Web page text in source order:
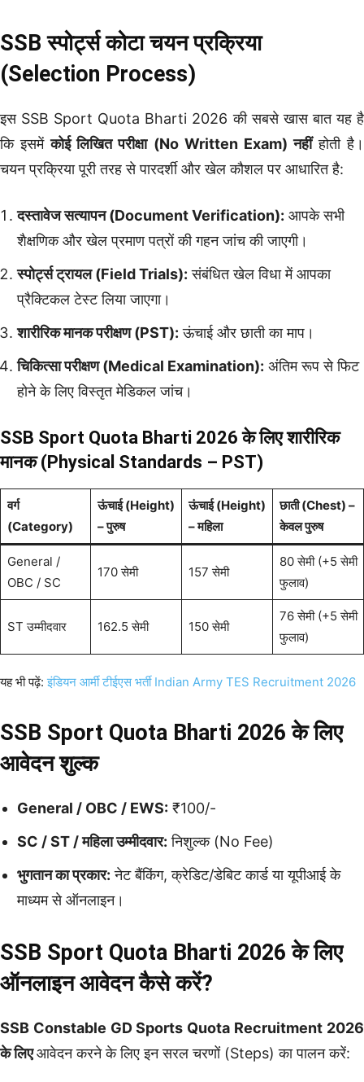
SSB स्पोर्ट्स कोटा चयन प्रक्रिया
(Selection Process)
इस SSB Sport Quota Bharti 2026 की सबसे खास बात यह है
कि इसमेंकोई लिखित परीक्षा (No Written Exam) नहींहोती है।
चयन प्रक्रिया पूरी तरह से पारदर्शी और खेल कौशल पर आधारित है:
दस्तावेज सत्यापन (Document Verification): आपके सभी
शैक्षणिक और खेल प्रमाण पत्रों की गहन जांच की जाएगी।
स्पोर्ट्स ट्रायल (Field Trials): संबंधित खेल विधा में आपका
प्रैक्टिकल टेस्ट लिया जाएगा।
शारीरिक मानक परीक्षण (PST): ऊंचाई और छाती का माप।
चिकित्सा परीक्षण (Medical Examination): अंतिम रूप से फिट
होने के लिए विस्तृत मेडिकल जांच।
SSB Sport Quota Bharti 2026 के लिए शारीरिक
मानक (Physical Standards – PST)
वर्ग
(Category)
ऊंचाई (Height)
– पुरुष
ऊंचाई (Height)
– महिला
छाती (Chest) –
केवल पुरुष
General /
OBC / SC
170 सेमी 157 सेमी
80 सेमी (+5 सेमी
फुलाव)
ST उम्मीदवार 162.5 सेमी 150 सेमी
76 सेमी (+5 सेमी
फुलाव)
यह भी पढ़ें:इंडियन आर्मी टीईएस भर्ती Indian Army TES Recruitment 2026
SSB Sport Quota Bharti 2026 के लिए
आवेदन शुल्क
General / OBC / EWS: ₹100/-
SC / ST / महिला उम्मीदवार: निशुल्क (No Fee)
भुगतान का प्रकार: नेट बैंकिंग, क्रेडिट/डेबिट कार्ड या यूपीआई के
माध्यम से ऑनलाइन।
SSB Sport Quota Bharti 2026 के लिए
ऑनलाइन आवेदन कैसे करें?
SSB Constable GD Sports Quota Recruitment 2026
के लिएआवेदन करने के लिए इन सरल चरणों (Steps) का पालन करें: